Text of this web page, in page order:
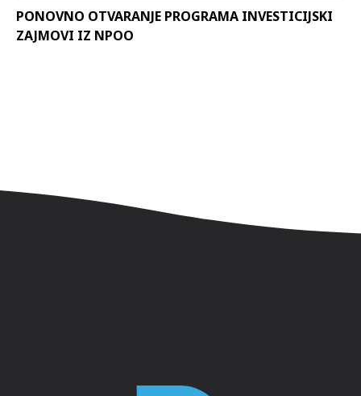
PONOVNO OTVARANJE PROGRAMA INVESTICIJSKI
ZAJMOVI IZ NPOO